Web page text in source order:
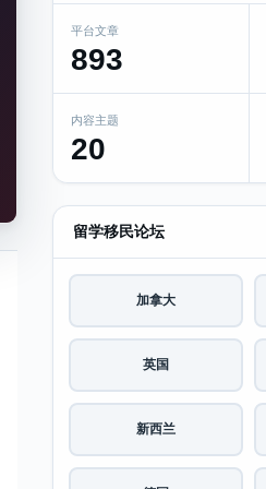
平台文章
893
内容主题
20
留学移民论坛
加拿大
英国
新西兰